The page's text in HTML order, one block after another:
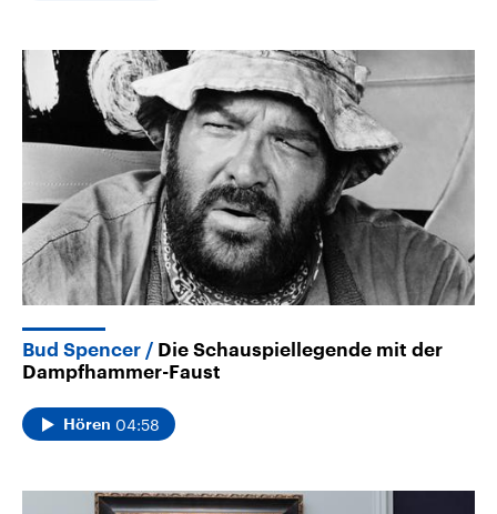
Bud Spencer
Die Schauspiellegende mit der
Dampfhammer-Faust
Hören 04:58